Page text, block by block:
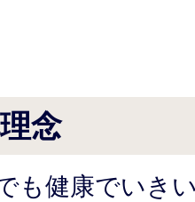
念
も健康でいき